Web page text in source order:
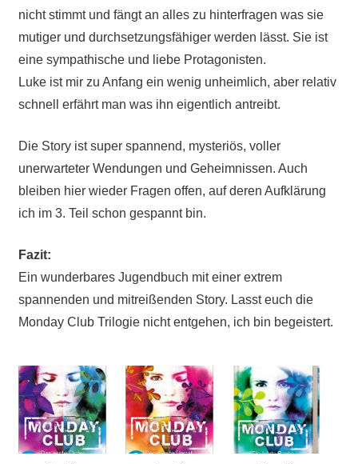
nicht stimmt und fängt an alles zu hinterfragen was sie
mutiger und durchsetzungsfähiger werden lässt. Sie ist
eine sympathische und liebe Protagonisten.
Luke ist mir zu Anfang ein wenig unheimlich, aber relativ
schnell erfährt man was ihn eigentlich antreibt.
Die Story ist super spannend, mysteriös, voller
unerwarteter Wendungen und Geheimnissen. Auch
bleiben hier wieder Fragen offen, auf deren Aufklärung
ich im 3. Teil schon gespannt bin.
Fazit:
Ein wunderbares Jugendbuch mit einer extrem
spannenden und mitreißenden Story. Lasst euch die
Monday Club Trilogie nicht entgehen, ich bin begeistert.